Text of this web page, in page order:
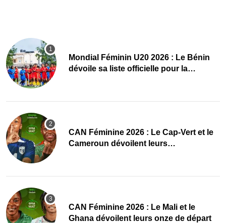
Mondial Féminin U20 2026 : Le Bénin
dévoile sa liste officielle pour la
CAN Féminine 2026 : Le Cap-Vert et le
Cameroun dévoilent leurs
‎CAN Féminine 2026 : Le Mali et le
Ghana dévoilent leurs onze de départ